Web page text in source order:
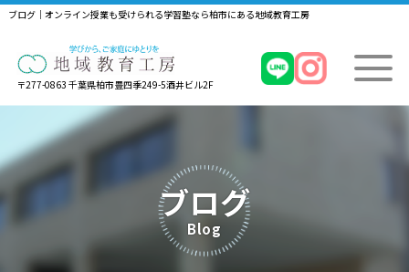
ブログ｜オンライン授業も受けられる学習塾なら柏市にある地域教育工房
〒277-0863 千葉県柏市豊四季249-5酒井ビル2F
ブログ
Blog